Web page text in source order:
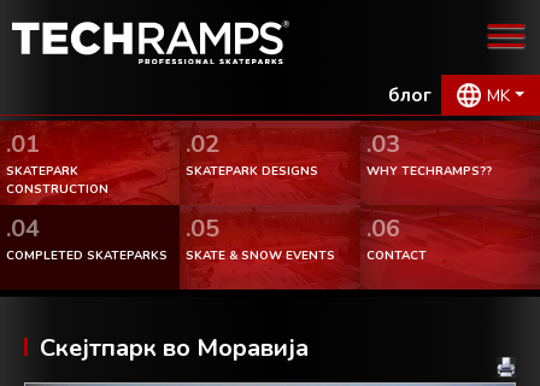
блог MK
.01
SKATEPARK
CONSTRUCTION
.02
SKATEPARK DESIGNS
.03
WHY TECHRAMPS??
.04
COMPLETED SKATEPARKS
.05
SKATE & SNOW EVENTS
.06
CONTACT
Скејтпарк во Моравија